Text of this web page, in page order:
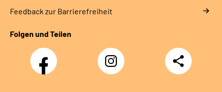
Feedback zur Barrierefreiheit
Folgen und Teilen
Facebook
Klinik
Sonnenblick
Instagram
Klinik
Sonnenblick
Teilen